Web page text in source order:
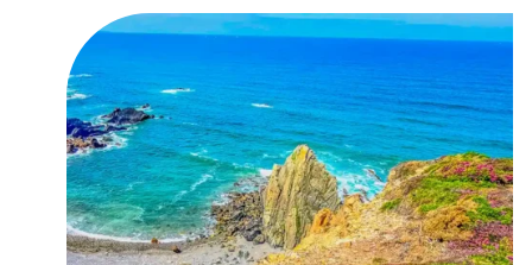
Son site naturel offre des paysages
remarquables : de petites criques affûtées
en grandes étendues de landes, de dunes de
sable en falaises de granit, une promenade
les sentiers de Crozonpermet de
découvrir la nature sous tous les angles. La
faune et la flore sont au rendez-vous, avec